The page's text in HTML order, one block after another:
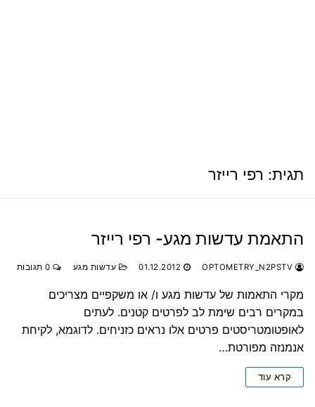
תגית: רפי רייזר
התאמת עדשות מגע- רפי רייזר
01.12.2012 עדשות מגע
מקרי התאמות של עדשות מגע ו/ או משקפיים מצריכים
במקרים רבים שימת לב לפרטים קטנים. לעתים
לאופטומטריסטים פרטים אלו נראים כזניחים. לדוגמא, לקיחת
אנמנזה מפורטת…
קרא עוד